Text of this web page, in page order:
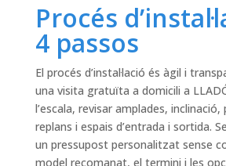
Procés
4 passos
El procés d’instal·lació és àgil i
una visita gratuïta a domicili a
l’escala, revisar amplades,
replans i espais d’entrada i sortida.
un pressupost personalitzat sense
model recomanat, el termini i les